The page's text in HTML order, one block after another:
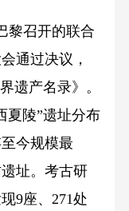
召开的联合
通过决议，
遗产名录》。
夏陵”遗址分布
今规模最
址。考古研
9座、271处